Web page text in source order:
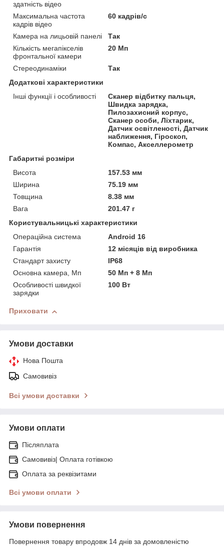
здатність відео
Максимальна частота
кадрів відео
60 кадрів/с
Камера на лицьовій панелі
Так
Кількість мегапікселів
фронтальної камери
20 Мп
Стереодинаміки
Так
Додаткові характеристики
Інші функції і особливості
Сканер відбитку пальця,
Швидка зарядка,
Пилозахисний корпус,
Сканер особи, Ліхтарик,
Датчик освітленості, Датчик
наближення, Гіроскоп,
Компас, Акселлерометр
Габаритні розміри
Висота
157.53 мм
Ширина
75.19 мм
Товщина
8.38 мм
Вага
201.47 г
Користувальницькі характеристики
Операційна система
Android 16
Гарантія
12 місяців від виробника
Стандарт захисту
IP68
Основна камера, Мп
50 Мп + 8 Мп
Особливості швидкої
зарядки
100 Вт
Приховати
Умови доставки
Нова Пошта
Самовивіз
Всі умови доставки
Умови оплати
Післяплата
Самовивіз| Оплата готівкою
Оплата за реквізитами
Всі умови оплати
Умови повернення
Повернення товару впродовж 14 днів за домовленістю